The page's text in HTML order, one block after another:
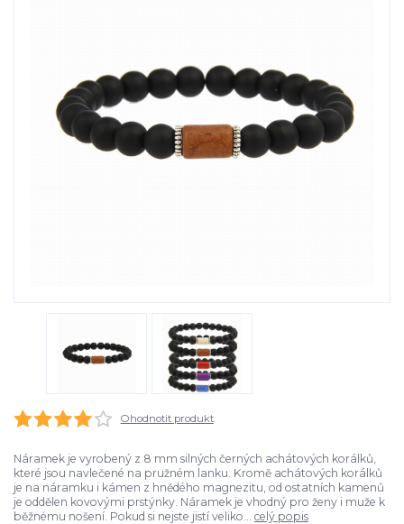
Ohodnotit produkt
Náramek je vyrobený z 8 mm silných černých achátových korálků,
které jsou navlečené na pružném lanku. Kromě achátových korálků
je na náramku i kámen z hnědého magnezitu, od ostatních kamenů
je oddělen kovovými prstýnky. Náramek je vhodný pro ženy i muže k
běžnému nošení. Pokud si nejste jistí veliko... celý popis